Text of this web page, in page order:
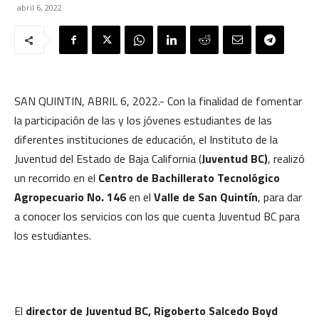
abril 6, 2022
SAN QUINTIN, ABRIL 6, 2022.- Con la finalidad de fomentar
la participación de las y los jóvenes estudiantes de las
diferentes instituciones de educación, el Instituto de la
Juventud del Estado de Baja California (Juventud BC), realizó
un recorrido en el Centro de Bachillerato Tecnológico
Agropecuario No. 146en el Valle de San Quintín, para dar
a conocer los servicios con los que cuenta Juventud BC para
los estudiantes.
El director de Juventud BC, Rigoberto Salcedo Boyd